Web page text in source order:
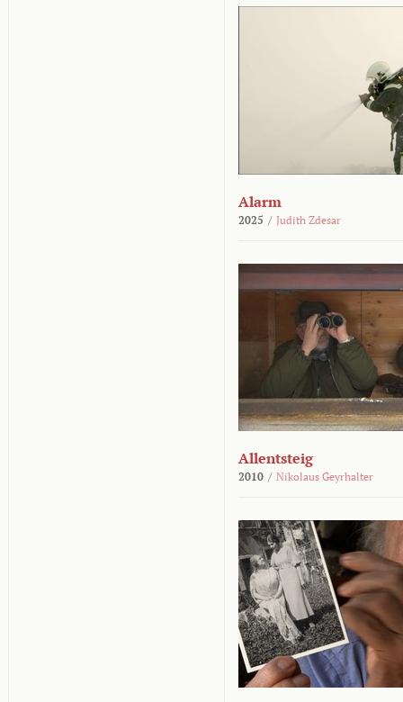
Alarm
2025 / Judith Zdesar
Allentsteig
2010 / Nikolaus Geyrhalter